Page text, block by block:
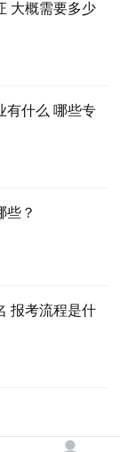
大概需要多少
有什么 哪些专
些？
报考流程是什